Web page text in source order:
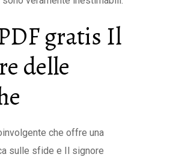
gratis Il
delle
che offre una
sulle sfide e Il signore